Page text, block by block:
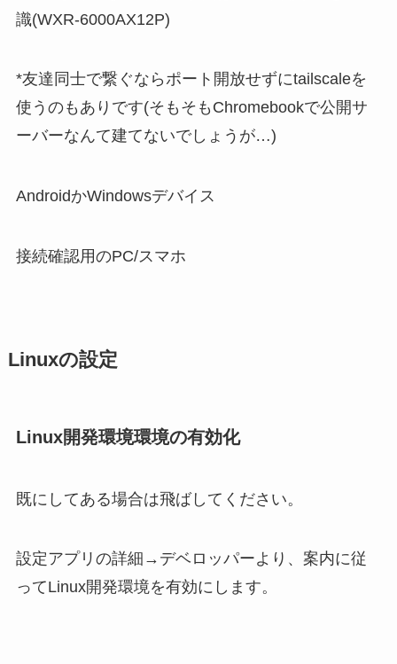
識(WXR-6000AX12P)
*友達同士で繋ぐならポート開放せずにtailscaleを
使うのもありです(そもそもChromebookで公開サ
ーバーなんて建てないでしょうが…)
AndroidかWindowsデバイス
接続確認用のPC/スマホ
Linuxの設定
Linux開発環境環境の有効化
既にしてある場合は飛ばしてください。
設定アプリの詳細→デベロッパーより、案内に従
ってLinux開発環境を有効にします。